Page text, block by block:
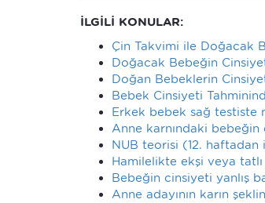
İLGİLİ KONULAR:
Çin Takvimi ile Doğacak
Doğacak Bebeğin
Doğan Bebeklerin
Bebek Cinsiyeti
Erkek bebek sağ testiste
Anne karnındaki
NUB teorisi (12.
Hamilelikte ekşi veya
Bebeğin cinsiyeti yanlış
Anne adayının karın